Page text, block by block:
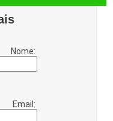
Nome:
Email: